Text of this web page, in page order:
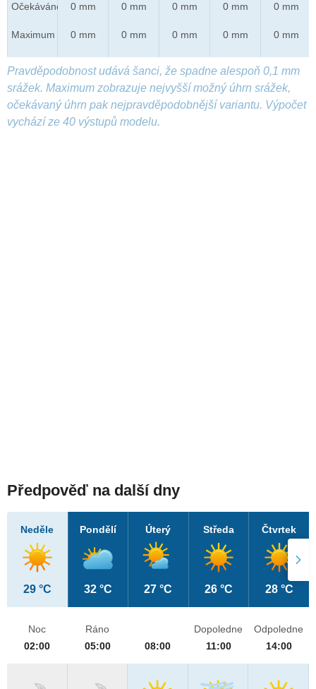
Očekáváno
Maximum
0 mm
0 mm
0 mm
0 mm
0 mm
0 mm
0 mm
0 mm
0 mm
0 mm
Pravděpodobnost udává šanci, že spadne alespoň 0,1 mm
srážek. Maximum zobrazuje nejvyšší možný úhrn srážek,
očekávaný úhrn pak nejpravděpodobnější variantu. Výpočet
vychází ze 40 výstupů modelu.
Předpověď na další dny
Neděle
29 °C
Pondělí
32 °C
Úterý
27 °C
Středa
26 °C
Čtvrtek
28 °C
Noc
02:00
Ráno
05:00
08:00
Dopoledne
11:00
Odpoledne
14:00